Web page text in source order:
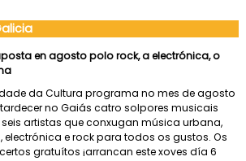
en agosto polo rock, a electrónica, o
da Cultura programa no mes de agosto
no Gaiás catro solpores musicais
artistas que conxugan música urbana,
electrónica e rock para todos os gustos. Os
gratuítos ¡arrancan este xoves día 6